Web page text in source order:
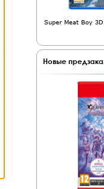
Super Meat Boy
Новые